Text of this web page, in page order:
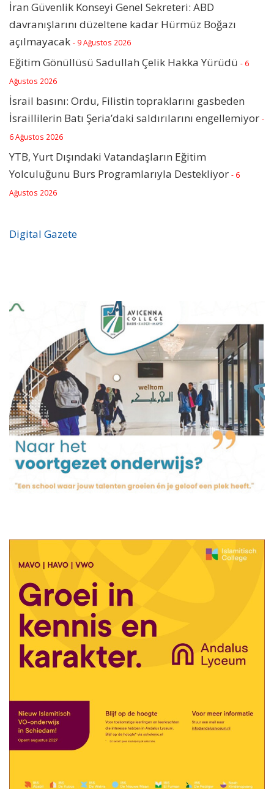
İran Güvenlik Konseyi Genel Sekreteri: ABD
davranışlarını düzeltene kadar Hürmüz Boğazı
açılmayacak - 9 Ağustos 2026
Eğitim Gönüllüsü Sadullah Çelik Hakka Yürüdü - 6
Ağustos 2026
İsrail basını: Ordu, Filistin topraklarını gasbeden
İsraillilerin Batı Şeria’daki saldırılarını engellemiyor -
6 Ağustos 2026
YTB, Yurt Dışındaki Vatandaşların Eğitim
Yolculuğunu Burs Programlarıyla Destekliyor - 6
Ağustos 2026
Digital Gazete